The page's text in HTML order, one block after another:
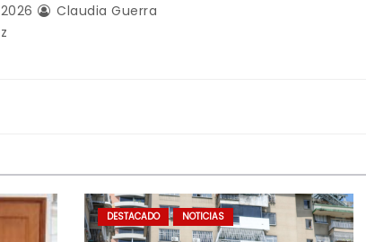
Claudia Guerra
DESTACADO NOTICIAS